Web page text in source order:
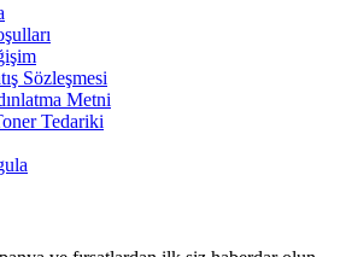
Sözleşmesi
Metni
Tedariki